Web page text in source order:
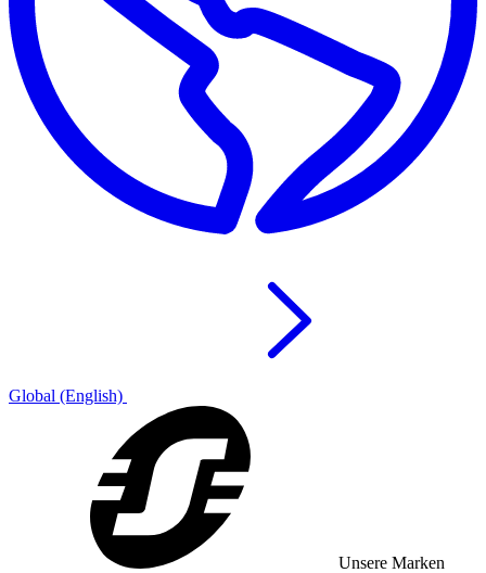
Global (English)
Unsere Marken